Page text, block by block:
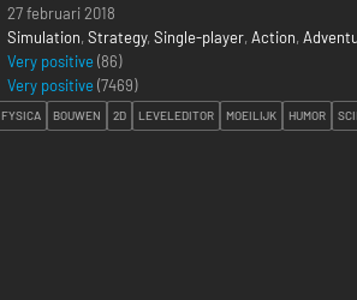
27 februari 2018
Simulation, Strategy, Single-player, Action,
Very positive (86)
Very positive (7469)
FYSICA BOUWEN 2D LEVELEDITOR MOEILIJK HUMOR